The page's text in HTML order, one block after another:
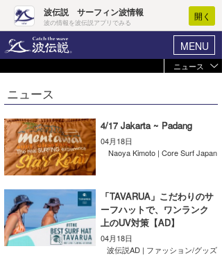
波伝説 サーフィン波情報
波の情報を波伝説アプリでみる
開く
MENU
ヘルプ マイホーム
ログイン
新規会員登録
波情報･概況
WAVE HUNTER波予想ツール
気象情報
ニュース
ニュース
4/17 Jakarta ~ Padang
04月18日
Naoya Kimoto | Core Surf Japan
「TAVARUA」こだわりのサ
ーフハットで、ワンランク
上のUV対策【AD】
04月18日
波伝説AD | ファッション/グッズ
ニュース
Core Surf Japan
コンテスト
ファッション/グッズ
アート＆エンタメ
コラム
トラベル